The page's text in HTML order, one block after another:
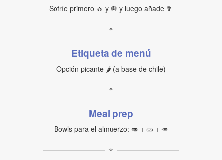
Sofríe primero 🧄 y 🧅 y luego añade 🥦
✧
Etiqueta de menú
Opción picante 🌶 (a base de chile)
✧
Meal prep
Bowls para el almuerzo: 🥑 + 🥒 + 🥕
✧